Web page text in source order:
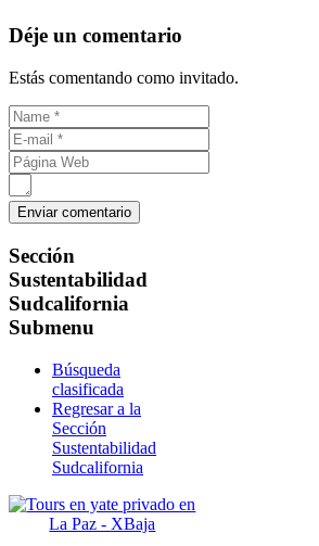
Déje un comentario
Estás comentando como invitado.
Sección
Sustentabilidad
Sudcalifornia
Submenu
Búsqueda
clasificada
Regresar a la
Sección
Sustentabilidad
Sudcalifornia